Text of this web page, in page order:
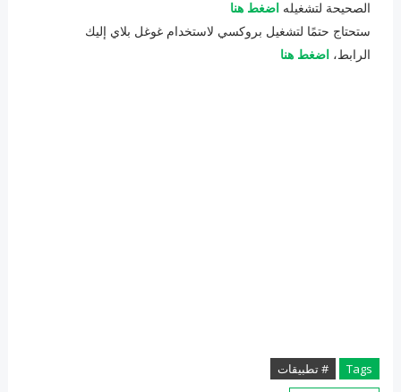
الصحيحة لتشغيله اضغط هنا
ستحتاج حتمًا لتشغيل بروكسي لاستخدام غوغل بلاي إليك
الرابط، اضغط هنا
Tags
# تطبيقات